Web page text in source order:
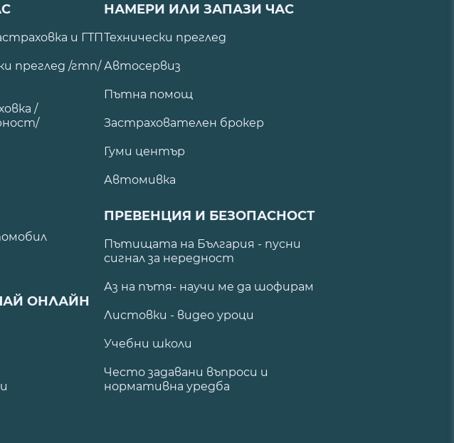
и ГТП
преглед /гтп/
/
ОНЛАЙН
НАМЕРИ ИЛИ ЗАПАЗИ ЧАС
Технически преглед
Автосервиз
Пътна помощ
Застрахователен брокер
Гуми център
Автомивка
ПРЕВЕНЦИЯ И БЕЗОПАСНОСТ
Пътищата на България - пусни
сигнал за нередност
Аз на пътя- научи ме да шофирам
Листовки - видео уроци
Учебни школи
Често задавани въпроси и
нормативна уредба